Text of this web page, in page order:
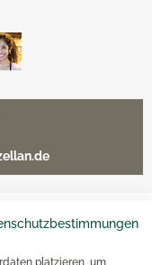
platzieren, um